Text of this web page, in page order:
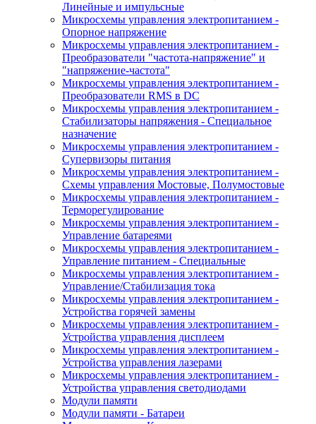
Линейные и импульсные
Микросхемы управления электропитанием -
Опорное напряжение
Микросхемы управления электропитанием -
Преобразователи "частота-напряжение" и
"напряжение-частота"
Микросхемы управления электропитанием -
Преобразователи RMS в DC
Микросхемы управления электропитанием -
Стабилизаторы напряжения - Специальное
назначение
Микросхемы управления электропитанием -
Супервизоры питания
Микросхемы управления электропитанием -
Схемы управления Мостовые, Полумостовые
Микросхемы управления электропитанием -
Терморегулирование
Микросхемы управления электропитанием -
Управление батареями
Микросхемы управления электропитанием -
Управление питанием - Специальные
Микросхемы управления электропитанием -
Управление/Стабилизация тока
Микросхемы управления электропитанием -
Устройства горячей замены
Микросхемы управления электропитанием -
Устройства управления дисплеем
Микросхемы управления электропитанием -
Устройства управления лазерами
Микросхемы управления электропитанием -
Устройства управления светодиодами
Модули памяти
Модули памяти - Батареи